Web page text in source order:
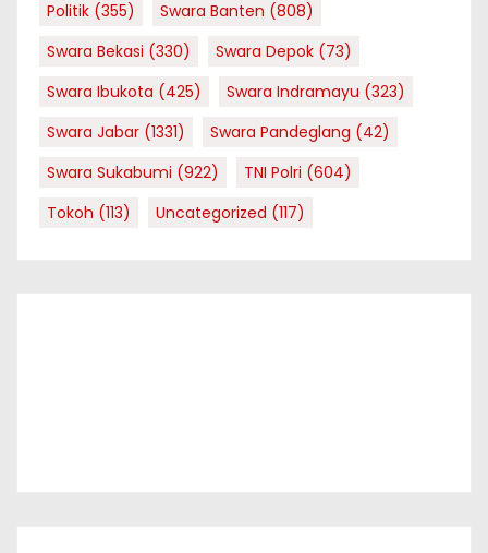
Politik (355) Swara Banten (808)
Swara Bekasi (330) Swara Depok (73)
Swara Ibukota (425) Swara Indramayu (323)
Swara Jabar (1331) Swara Pandeglang (42)
Swara Sukabumi (922) TNI Polri (604)
Tokoh (113) Uncategorized (117)